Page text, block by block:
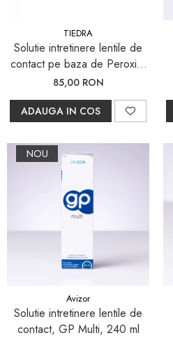
dure/ RGP/ Ortho-K
PACHETE LENTILE DE
CONTACT
Lentile sferice
Lentile torice
Lentile multifocale
LENZBOX+
Cu lentile sferice
LenzCare®
Intretinere Ortho-K
OCHELARI DE SOARE
Pleoape și zona perioculară
Tratament Blefarită
TIEDRA
Solutie intretinere lentile de
contact pe baza de Peroxid,
aquamax TOTAL, 360 ml
85,00 RON
ADAUGA IN COS
NOU
Avizor
Solutie intretinere lentile de
contact, GP Multi, 240 ml